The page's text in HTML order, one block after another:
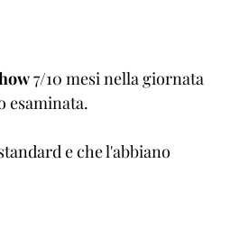
7/10 mesi nella giornata
esaminata.
e che l'abbiano